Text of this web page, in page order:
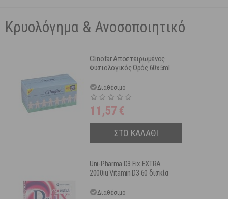
Κρυολόγημα & Ανοσοποιητικό
Clinofar Αποστειρωμένος
Φυσιολογικός Ορός 60x5ml
Διαθέσιμο
11,57 €
ΣΤΟ ΚΑΛΑΘΙ
Uni-Pharma D3 Fix EXTRA
2000iu Vitamin D3 60 δισκία
Διαθέσιμο